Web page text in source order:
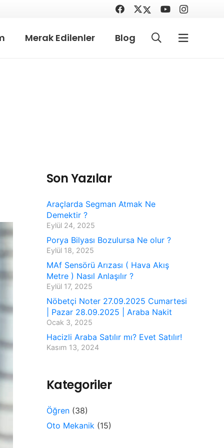
Merak Edilenler Blog
Son Yazılar
Araçlarda Segman Atmak Ne
Demektir ?
Eylül 24, 2025
Porya Bilyası Bozulursa Ne olur ?
Eylül 18, 2025
MAf Sensörü Arızası ( Hava Akış
Metre ) Nasıl Anlaşılır ?
Eylül 17, 2025
Nöbetçi Noter 27.09.2025 Cumartesi
| Pazar 28.09.2025 | Araba Nakit
Ocak 3, 2025
Hacizli Araba Satılır mı? Evet Satılır!
Kasım 13, 2024
Kategoriler
Öğren(38)
Oto Mekanik(15)